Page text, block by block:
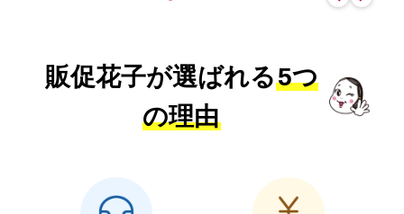
販促花子が選ばれる5つ
の理由